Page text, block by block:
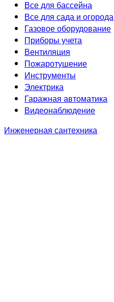
Все для бассейна
Все для сада и огорода
Газовое оборудование
Приборы учета
Вентиляция
Пожаротушение
Инструменты
Электрика
Гаражная автоматика
Видеонаблюдение
Инженерная сантехника